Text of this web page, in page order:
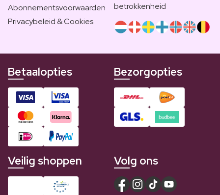
Abonnementsvoorwaarden
Privacybeleid & Cookies
betrokkenheid
Betaalopties Bezorgopties
Veilig shoppen Volg ons